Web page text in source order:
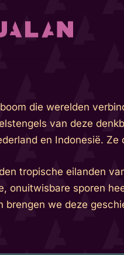
die werelden
van deze
en Indonesië.
tropische eilanden
onuitwisbare sporen
brengen we deze